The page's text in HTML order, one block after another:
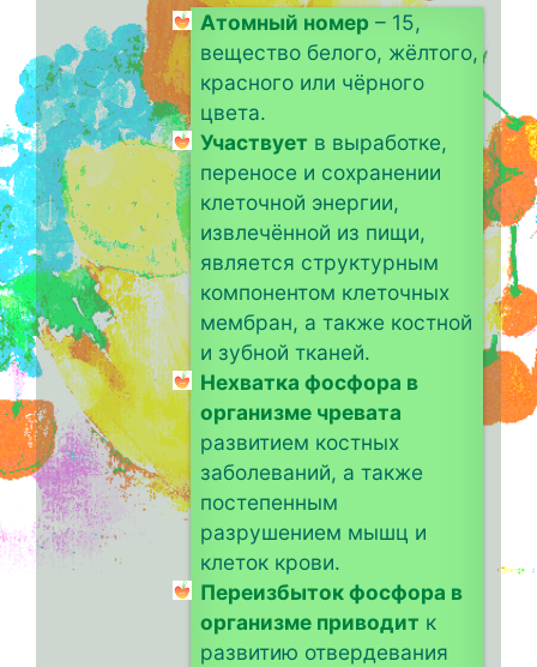
Атомный номер – 15,
вещество белого, жёлтого,
красного или чёрного
цвета.
Участвует в выработке,
переносе и сохранении
клеточной энергии,
извлечённой из пищи,
является структурным
компонентом клеточных
мембран, а также костной
и зубной тканей.
Нехватка фосфора в
организме чревата
развитием костных
заболеваний, а также
постепенным
разрушением мышц и
клеток крови.
Переизбыток фосфора в
организме приводит к
развитию отвердевания